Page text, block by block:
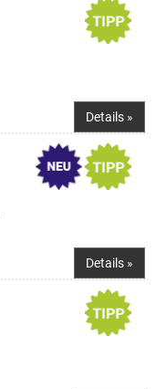
Details »
Details »